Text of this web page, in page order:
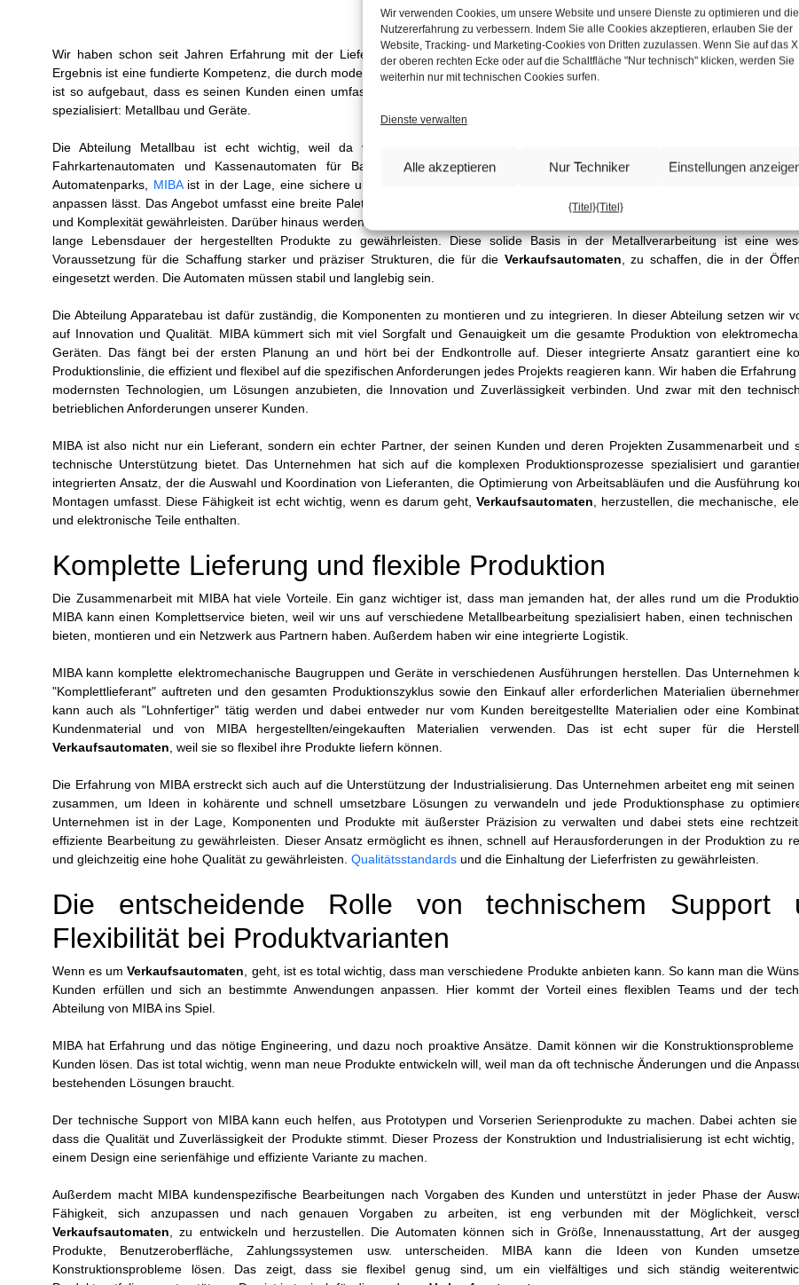
Wir verwenden Cookies, um unsere Website und unsere Dienste zu optimieren und die
Nutzererfahrung zu verbessern. Indem Sie alle Cookies akzeptieren, erlauben Sie der
Website, Tracking- und Marketing-Cookies von Dritten zuzulassen. Wenn Sie auf das
der oberen rechten Ecke oder auf die Schaltfläche "Nur technisch" klicken, werden Sie
weiterhin nur mit technischen Cookies surfen.
Dienste verwalten
Alle akzeptieren Nur Techniker Einstellungen
{Titel}{Titel}
Wir haben schon seit Jahren Erfahrung mit der Lieferung von Präzisionsmetallbau und montierten elektromechanischen
Ergebnis ist eine fundierte Kompetenz, die durch modernste Produktions- und Managementtechnologien unterstützt wird. Das
ist so aufgebaut, dass es seinen Kunden einen umfassenden Support bieten kann. Es hat sich insbesondere auf zwei
spezialisiert: Metallbau und Geräte.
Die Abteilung Metallbau ist echt wichtig, weil da viele komplexe Produkte hergestellt werden, zum Beispiel
Fahrkartenautomaten und Kassenautomaten für Bargeld und kontaktloses Bezahlen. Dank eines vielfältigen und
Automatenparks, MIBAist in der Lage, eine sichere und präzise Verarbeitung zu gewährleisten, die sich an jede
anpassen lässt. Das Angebot umfasst eine breite Palette von Materialien, die eine maximale Vielseitigkeit für Projekte
und Komplexität gewährleisten. Darüber hinaus werden hochwertige Oberflächenbehandlungen angeboten, um eine hohe Leistung
lange Lebensdauer der hergestellten Produkte zu gewährleisten. Diese solide Basis in der Metallverarbeitung ist eine
Voraussetzung für die Schaffung starker und präziser Strukturen, die für die Verkaufsautomaten , zu schaffen, die in der
eingesetzt werden. Die Automaten müssen stabil und langlebig sein.
Die Abteilung Apparatebau ist dafür zuständig, die Komponenten zu montieren und zu integrieren. In dieser Abteilung setzen wir
auf Innovation und Qualität. MIBA kümmert sich mit viel Sorgfalt und Genauigkeit um die gesamte Produktion von
Geräten. Das fängt bei der ersten Planung an und hört bei der Endkontrolle auf. Dieser integrierte Ansatz garantiert eine
Produktionslinie, die effizient und flexibel auf die spezifischen Anforderungen jedes Projekts reagieren kann. Wir haben die
modernsten Technologien, um Lösungen anzubieten, die Innovation und Zuverlässigkeit verbinden. Und zwar mit den
betrieblichen Anforderungen unserer Kunden.
MIBA ist also nicht nur ein Lieferant, sondern ein echter Partner, der seinen Kunden und deren Projekten Zusammenarbeit und
technische Unterstützung bietet. Das Unternehmen hat sich auf die komplexen Produktionsprozesse spezialisiert und
integrierten Ansatz, der die Auswahl und Koordination von Lieferanten, die Optimierung von Arbeitsabläufen und die Ausführung
Montagen umfasst. Diese Fähigkeit ist echt wichtig, wenn es darum geht,Verkaufsautomaten , herzustellen, die mechanische,
und elektronische Teile enthalten.
Komplette Lieferung und flexible Produktion
Die Zusammenarbeit mit MIBA hat viele Vorteile. Ein ganz wichtiger ist, dass man jemanden hat, der alles rund um die
MIBA kann einen Komplettservice bieten, weil wir uns auf verschiedene Metallbearbeitung spezialisiert haben, einen technischen
bieten, montieren und ein Netzwerk aus Partnern haben. Außerdem haben wir eine integrierte Logistik.
MIBA kann komplette elektromechanische Baugruppen und Geräte in verschiedenen Ausführungen herstellen. Das Unternehmen
"Komplettlieferant" auftreten und den gesamten Produktionszyklus sowie den Einkauf aller erforderlichen Materialien
kann auch als "Lohnfertiger" tätig werden und dabei entweder nur vom Kunden bereitgestellte Materialien oder eine
Kundenmaterial und von MIBA hergestellten/eingekauften Materialien verwenden. Das ist echt super für die
Verkaufsautomaten , weil sie so flexibel ihre Produkte liefern können.
Die Erfahrung von MIBA erstreckt sich auch auf die Unterstützung der Industrialisierung. Das Unternehmen arbeitet eng mit seinen
zusammen, um Ideen in kohärente und schnell umsetzbare Lösungen zu verwandeln und jede Produktionsphase zu
Unternehmen ist in der Lage, Komponenten und Produkte mit äußerster Präzision zu verwalten und dabei stets eine
effiziente Bearbeitung zu gewährleisten. Dieser Ansatz ermöglicht es ihnen, schnell auf Herausforderungen in der Produktion zu
und gleichzeitig eine hohe Qualität zu gewährleisten. Qualitätsstandards und die Einhaltung der Lieferfristen zu gewährleisten.
Die entscheidende Rolle von technischem Support
Flexibilität bei Produktvarianten
Wenn es umVerkaufsautomaten , geht, ist es total wichtig, dass man verschiedene Produkte anbieten kann. So kann man die
Kunden erfüllen und sich an bestimmte Anwendungen anpassen. Hier kommt der Vorteil eines flexiblen Teams und der
Abteilung von MIBA ins Spiel.
MIBA hat Erfahrung und das nötige Engineering, und dazu noch proaktive Ansätze. Damit können wir die Konstruktionsprobleme
Kunden lösen. Das ist total wichtig, wenn man neue Produkte entwickeln will, weil man da oft technische Änderungen und die
bestehenden Lösungen braucht.
Der technische Support von MIBA kann euch helfen, aus Prototypen und Vorserien Serienprodukte zu machen. Dabei achten sie
dass die Qualität und Zuverlässigkeit der Produkte stimmt. Dieser Prozess der Konstruktion und Industrialisierung ist echt wichtig,
einem Design eine serienfähige und effiziente Variante zu machen.
Außerdem macht MIBA kundenspezifische Bearbeitungen nach Vorgaben des Kunden und unterstützt in jeder Phase der
Fähigkeit, sich anzupassen und nach genauen Vorgaben zu arbeiten, ist eng verbunden mit der Möglichkeit,
Verkaufsautomaten , zu entwickeln und herzustellen. Die Automaten können sich in Größe, Innenausstattung, Art der
Produkte, Benutzeroberfläche, Zahlungssystemen usw. unterscheiden. MIBA kann die Ideen von Kunden
Konstruktionsprobleme lösen. Das zeigt, dass sie flexibel genug sind, um ein vielfältiges und sich ständig